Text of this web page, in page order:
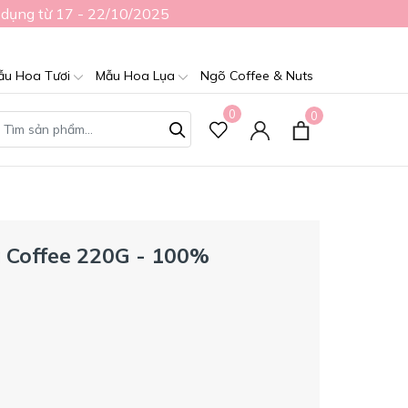
từ 17 - 22/10/2025
Hoa Tươi Mẫu Hoa Lụa Ngõ Coffee & Nuts
0 0
220G - 100%